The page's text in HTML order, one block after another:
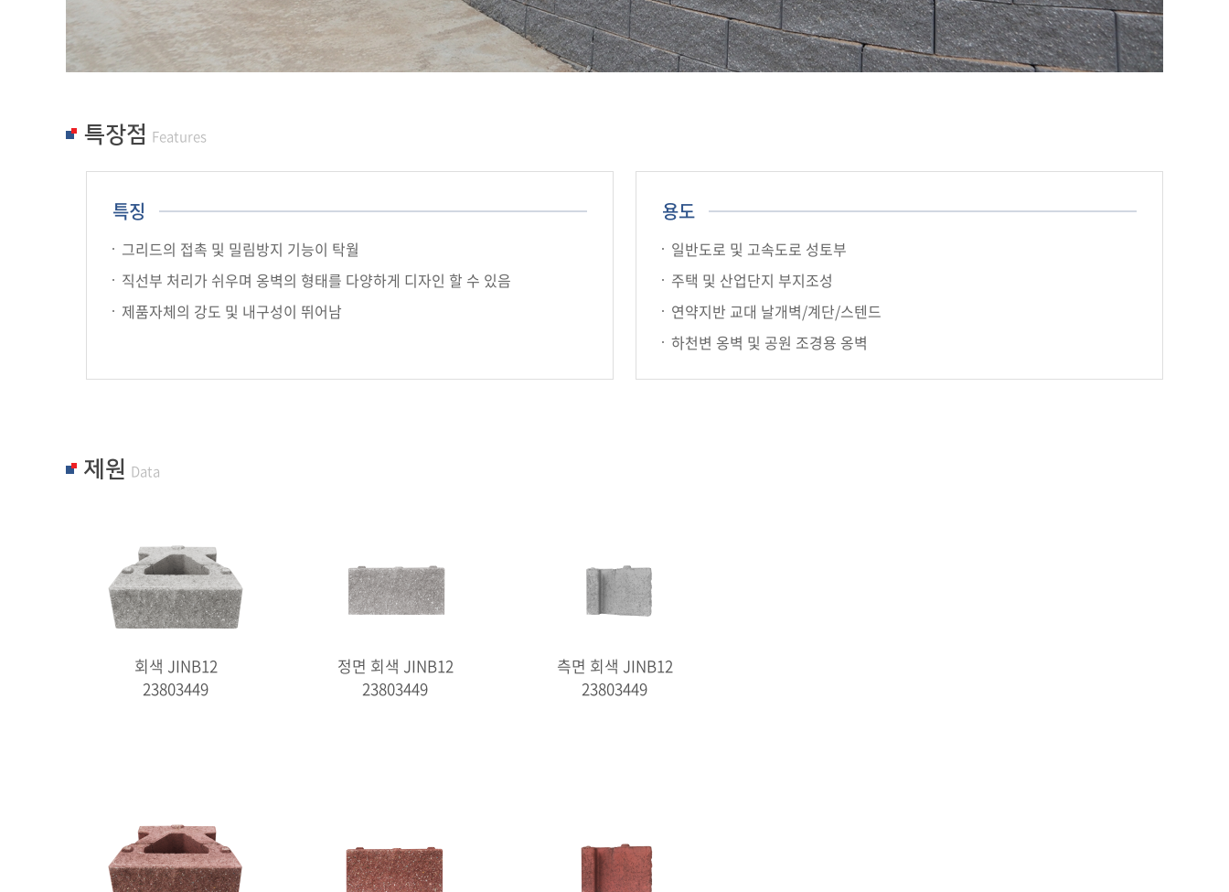
특장점 Features
특징
그리드의 접촉 및 밀림방지 기능이 탁월
직선부 처리가 쉬우며 옹벽의 형태를 다양하게 디자인 할 수 있음
제품자체의 강도 및 내구성이 뛰어남
용도
일반도로 및 고속도로 성토부
주택 및 산업단지 부지조성
연약지반 교대 날개벽/계단/스텐드
하천변 옹벽 및 공원 조경용 옹벽
제원 Data
회색 JINB12
23803449
정면 회색 JINB12
23803449
측면 회색 JINB12
23803449